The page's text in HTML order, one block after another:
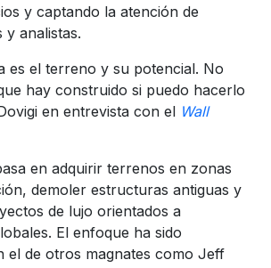
y captando la atención de
y analistas.
es el terreno y su potencial. No
hay construido si puedo hacerlo
en entrevista con el Wall
en adquirir terrenos en zonas
demoler estructuras antiguas y
de lujo orientados a
El enfoque ha sido
el de otros magnates como Jeff